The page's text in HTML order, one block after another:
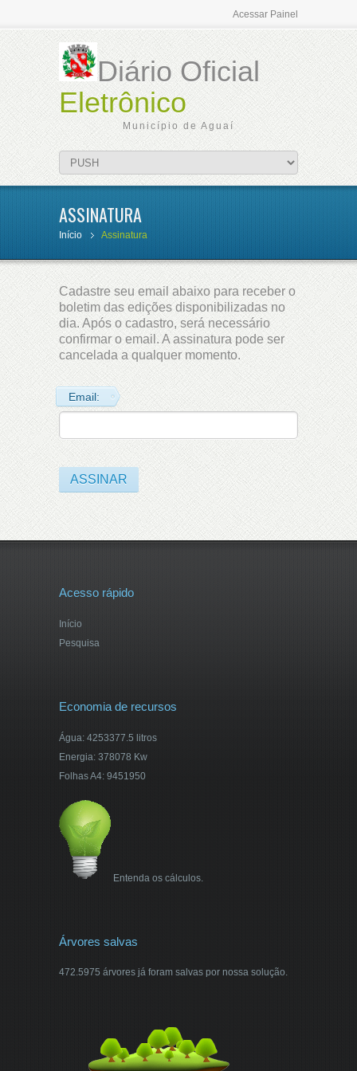
Acessar Painel
Diário Oficial
Eletrônico
Município de Aguaí
ASSINATURA
Início Assinatura
Cadastre seu email abaixo para receber o
boletim das edições disponibilizadas no
dia. Após o cadastro, será necessário
confirmar o email. A assinatura pode ser
cancelada a qualquer momento.
Email:
Acesso rápido
Início
Pesquisa
Economia de recursos
Água: 4253377.5 litros
Energia: 378078 Kw
Folhas A4: 9451950
Entenda os cálculos.
Árvores salvas
472.5975 árvores já foram salvas por nossa solução.